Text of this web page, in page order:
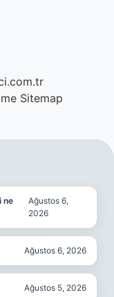
Sitemap
ne
Ağustos 6,
2026
Ağustos 6, 2026
Ağustos 5, 2026